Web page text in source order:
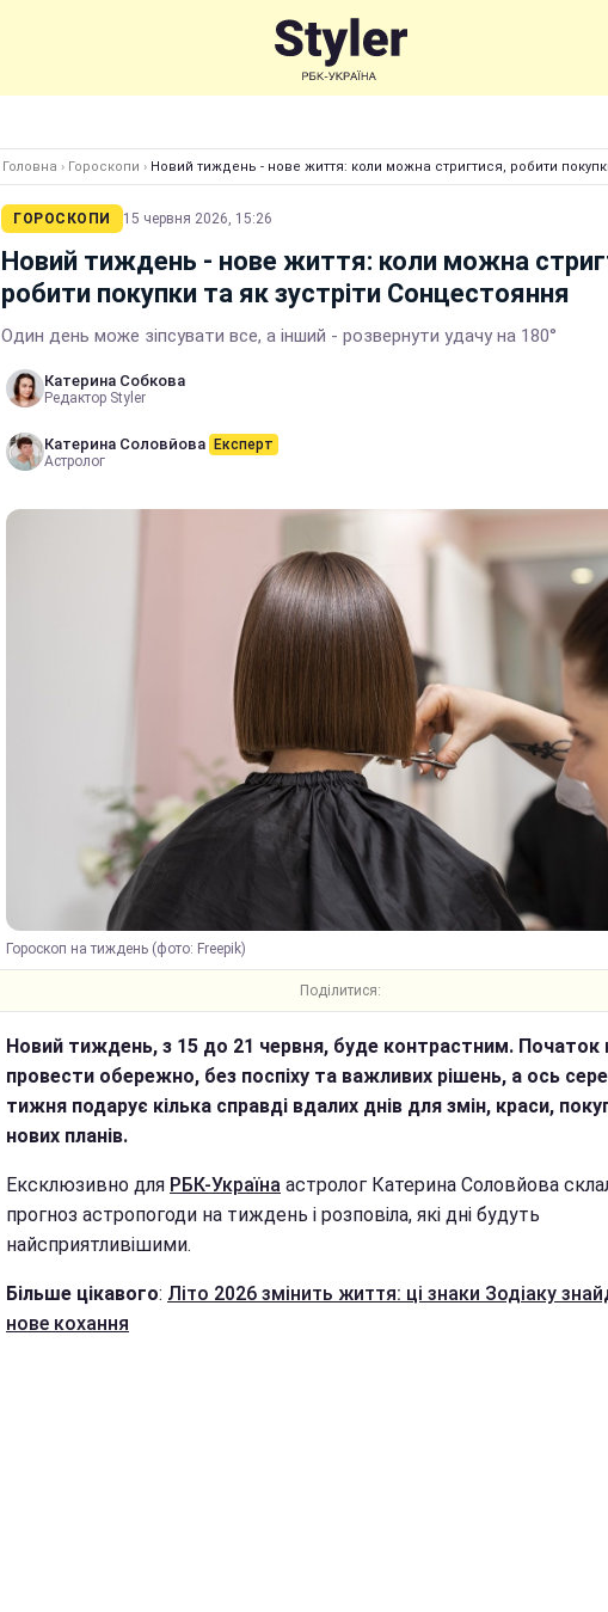
Головна › Гороскопи › Новий тиждень - нове життя: коли можна стригтися, робити
ГОРОСКОПИ 15 червня 2026, 15:26
Новий тиждень - нове життя: коли можна
робити покупки та як зустріти Сонцестояння
Один день може зіпсувати все, а інший - розвернути удачу на 180°
Катерина Собкова
Редактор Styler
Катерина Соловйова Експерт
Астролог
Гороскоп на тиждень (фото: Freepik)
Поділитися:
Новий тиждень, з 15 до 21 червня, буде контрастним.
провести обережно, без поспіху та важливих рішень, а ось
тижня подарує кілька справді вдалих днів для змін, краси,
нових планів.
Ексклюзивно для РБК-Україна астролог Катерина Соловйова
прогноз астропогоди на тиждень і розповіла, які дні будуть
найсприятливішими.
Більше цікавого: Літо 2026 змінить життя: ці знаки Зодіаку
нове кохання